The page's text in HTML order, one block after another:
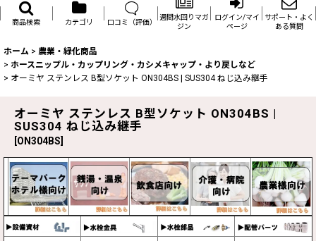
商品検索 カテゴリ 口コミ（評価）
週間水回りマガ
ジン
ログイン/マイ
ページ
サポート・よく
ある質問
ホーム > 農業・緑化商品
> ホースニップル・カップリング・カシメキャップ・より戻しなど
> オーミヤ ステンレス B型ソケット ON304BS | SUS304 ねじ込み継手
オーミヤ ステンレス B型ソケット ON304BS |
SUS304 ねじ込み継手
ON304BS